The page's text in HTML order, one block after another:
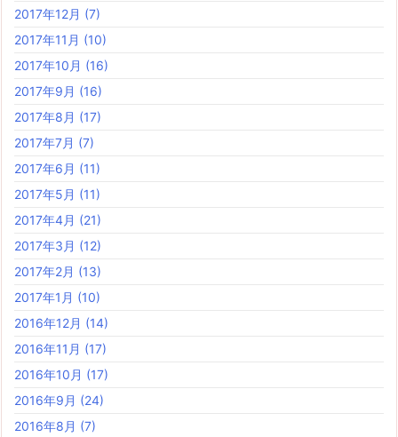
2017年12月 (7)
2017年11月 (10)
2017年10月 (16)
2017年9月 (16)
2017年8月 (17)
2017年7月 (7)
2017年6月 (11)
2017年5月 (11)
2017年4月 (21)
2017年3月 (12)
2017年2月 (13)
2017年1月 (10)
2016年12月 (14)
2016年11月 (17)
2016年10月 (17)
2016年9月 (24)
2016年8月 (7)